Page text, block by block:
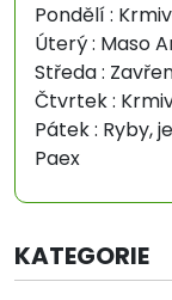
Pondělí :
Úterý : Maso
Středa :
Čtvrtek :
Pátek : Ryby,
Paex
KATEGORIE